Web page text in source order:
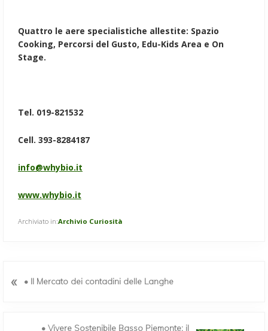
Quattro le aere specialistiche allestite: Spazio
Cooking, Percorsi del Gusto, Edu-Kids Area e On
Stage.
Tel. 019-821532
Cell. 393-8284187
info@whybio.it
www.whybio.it
Archiviato in:Archivio Curiosità
o
« • Il Mercato dei contadini delle Langhe
• Vivere Sostenibile Basso Piemonte: il